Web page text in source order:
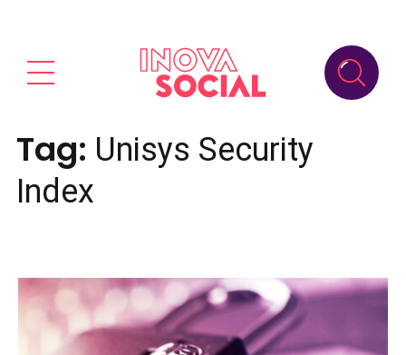
Tag: Unisys Security
Index